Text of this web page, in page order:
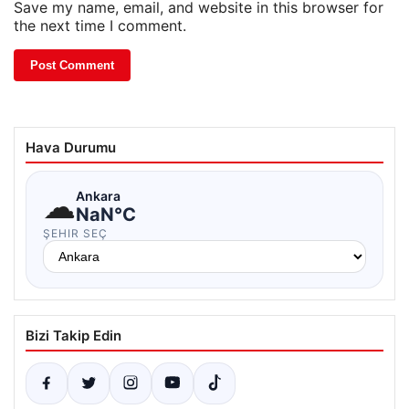
Save my name, email, and website in this browser for
the next time I comment.
Hava Durumu
☁Ankara
NaN°C
ŞEHIR SEÇ
Bizi Takip Edin